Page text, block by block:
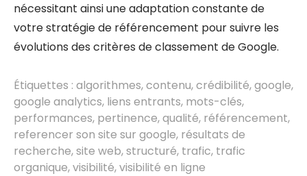
nécessitant ainsi une adaptation constante de
votre stratégie de référencement pour suivre les
évolutions des critères de classement de Google.
Étiquettes : algorithmes,contenu,crédibilité,google,
google analytics, liens entrants, mots-clés,
performances, pertinence,qualité, référencement,
referencer son site sur google, résultats de
recherche,site web,structuré, trafic, trafic
organique,visibilité,visibilité en ligne